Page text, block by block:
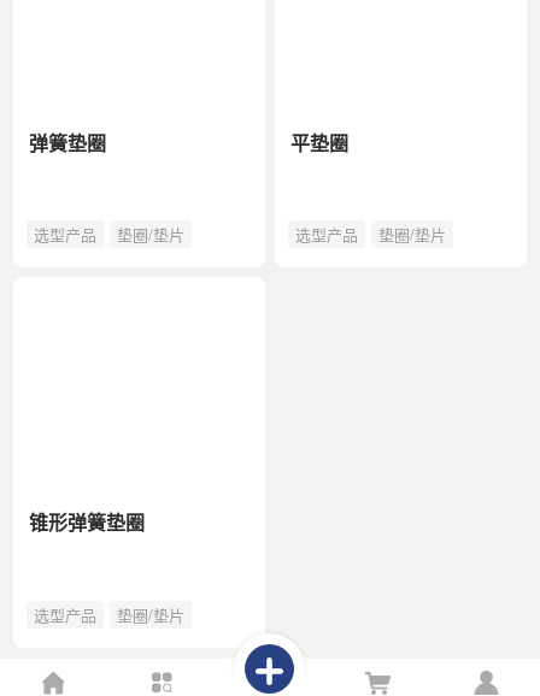
弹簧垫圈
选型产品 垫圈/垫片
锥形弹簧垫圈
选型产品 垫圈/垫片
平垫圈
选型产品 垫圈/垫片